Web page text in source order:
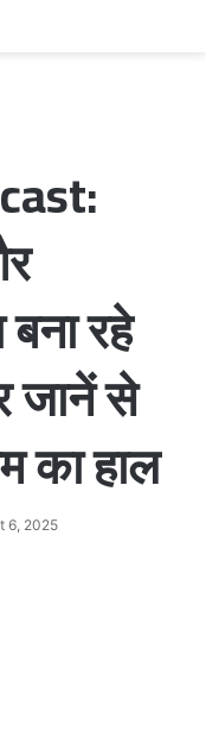
रहे
जानें से
का हाल
6, 2025